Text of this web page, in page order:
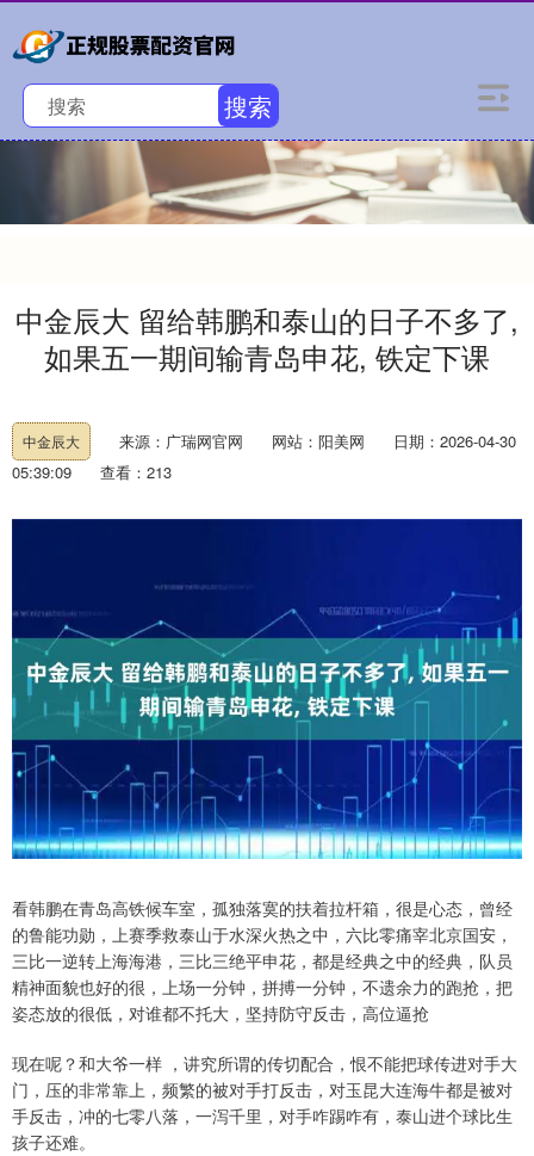
搜索
中金辰大 留给韩鹏和泰山的日子不多了,
如果五一期间输青岛申花, 铁定下课
中金辰大 来源：广瑞网官网 网站：阳美网
日期：2026-04-30
05:39:09
查看：213
看韩鹏在青岛高铁候车室，孤独落寞的扶着拉杆箱，很是心态，曾经
的鲁能功勋，上赛季救泰山于水深火热之中，六比零痛宰北京国安，
三比一逆转上海海港，三比三绝平申花，都是经典之中的经典，队员
精神面貌也好的很，上场一分钟，拼搏一分钟，不遗余力的跑抢，把
姿态放的很低，对谁都不托大，坚持防守反击，高位逼抢
现在呢？和大爷一样 ，讲究所谓的传切配合，恨不能把球传进对手大
门，压的非常靠上，频繁的被对手打反击，对玉昆大连海牛都是被对
手反击，冲的七零八落，一泻千里，对手咋踢咋有，泰山进个球比生
孩子还难。